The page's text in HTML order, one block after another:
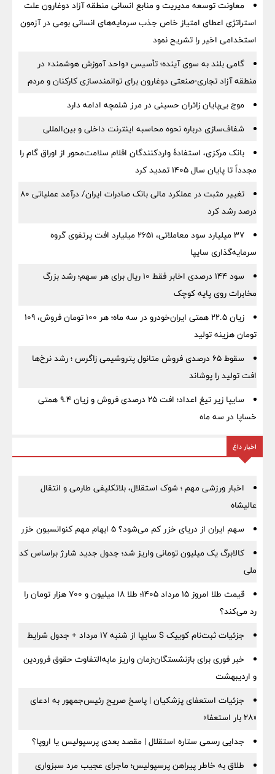
معاونت توسعه مدیریت و منابع انسانی منطقه آزاد دوغارون علت
استراتژی اعطای امتیاز خاص جذب سرمایه‌های انسانی بومی در آزمون
استخدامی اخیر را تشریح نمود
گامی بلند به سوی آینده؛ تأسیس «واحد آموزش هوشمند» در
منطقه آزاد تجاری-صنعتی دوغارون برای توانمندسازی کارکنان و مردم
موج بی‌پایان زائران حسینی در مرز شلمچه ادامه دارد
شفاف‌سازی درباره نحوه محاسبه اینترنت داخلی و بین‌المللی
بانک مرکزی، استفادۀ واردکنندگان اقلام سلامت‌محور از اوراق گام را
مجدداً تا پایان سال ۱۴۰۵ تمدید کرد
تغییر مثبت در عملکرد مالی بانک صادرات ایران/ درآمد عملیاتی 80
درصد رشد کرد
۳۷ میلیارد سود معاملاتی، ۲۶۵۱ میلیارد افت پرتفوی گروه
سرمایه‌گذاری سایپا
سود ۱۴۴ درصدی اخابر فقط ۱۰ ریال برای هر سهم؛ رشد بزرگ
مخابرات روی پایه کوچک
زیان ۲۲.۵ همتی ایران‌خودرو در سه ماه؛ هر ۱۰۰ تومان فروش، ۱۰۹
تومان هزینه تولید
سقوط ۶۵ درصدی فروش متانول پتروشیمی زاگرس ؛ رشد نرخ‌ها
افت تولید را پوشاند
سایپا زیر تیغ اعداد؛ افت ۲۵ درصدی فروش و زیان ۹.۴ همتی
خساپا در سه ماه
اخبار داغ
اخبار ورزشی مهم ؛ شوک استقلال، بلاتکلیفی طارمی و انتقال
عالیشاه
سهم ایران از دریای خزر کم می‌شود؟ ۵ ابهام مهم کنوانسیون خزر
کالابرگ یک میلیون تومانی واریز شد؛ جدول جدید شارژ براساس کد
ملی
قیمت طلا امروز ۱۵ مرداد ۱۴۰۵؛ طلا ۱۸ میلیون و ۷۰۰ هزار تومان را
رد می‌کند؟
جزئیات ثبت‌نام کوییک S سایپا از شنبه ۱۷ مرداد + جدول شرایط
خبر فوری برای بازنشستگان؛زمان واریز مابه‌التفاوت حقوق فروردین
و اردیبهشت
جزئیات استعفای پزشکیان | پاسخ صریح رئیس‌جمهور به ادعای
«۲۸ بار استعفا»
جدایی رسمی ستاره استقلال | مقصد بعدی پرسپولیس یا اروپا؟
طلاق به خاطر پیراهن پرسپولیس؛ ماجرای عجیب مرد سبزواری